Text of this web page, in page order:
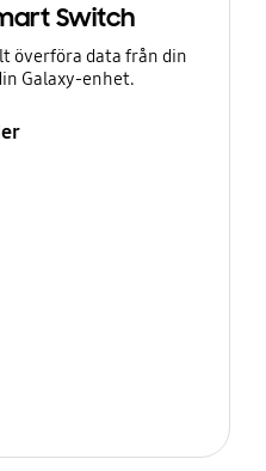
Switch
överföra data från din
Galaxy-enhet.